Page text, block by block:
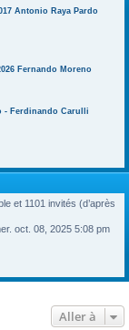
Antonio Raya Pardo
Fernando Moreno
- Ferdinando Carulli
et 1101 invités (d’après
oct. 08, 2025 5:08 pm
Aller à